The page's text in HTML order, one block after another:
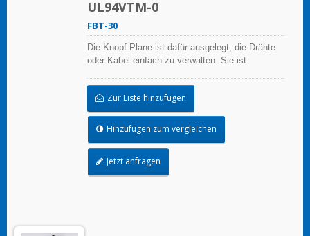
UL94VTM-0
FBT-30
Die Knopf-Plane ist dafür ausgelegt, die Drähte
oder Kabel einfach zu verwalten. Sie ist
Zur Liste hinzufügen
Hinzufügen zum vergleichen
Jetzt anfragen